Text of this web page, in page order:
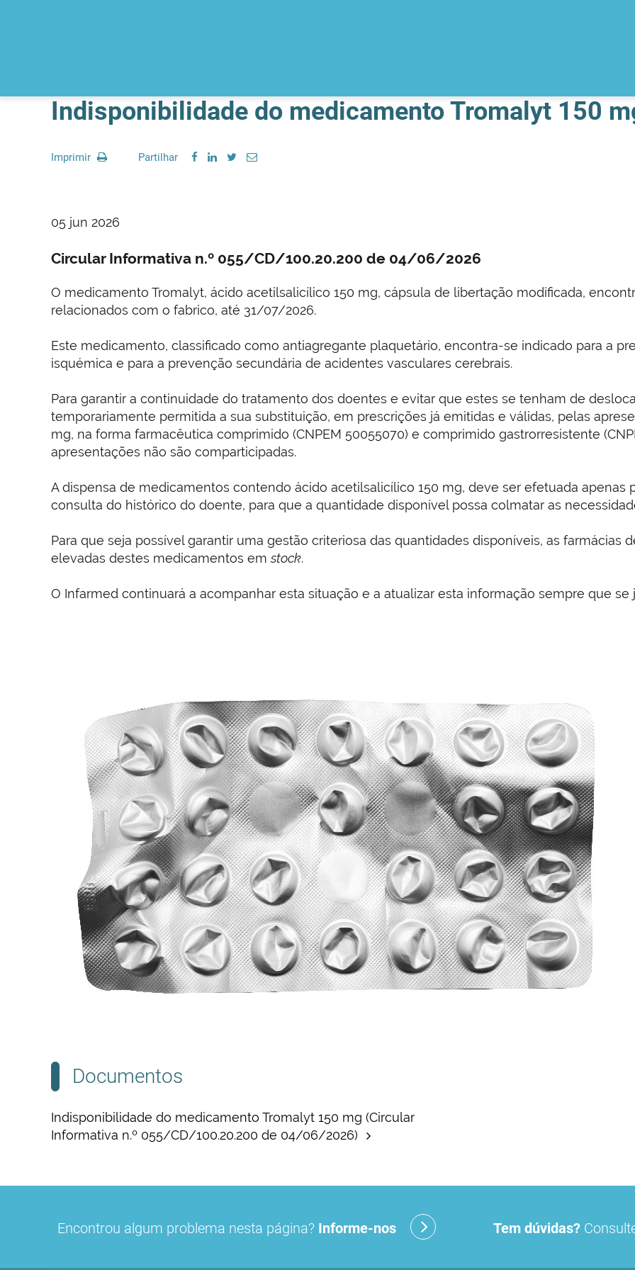
Indisponibilidade do medicamento Tromalyt 150
Imprimir Partilhar
05 jun 2026
Circular Informativa n.º 055/CD/100.20.200 de 04/06/2026
O medicamento Tromalyt, ácido acetilsalicílico 150 mg, cápsula de libertação modificada,
relacionados com o fabrico, até 31/07/2026.
Este medicamento, classificado como antiagregante plaquetário, encontra-se indicado para a
isquémica e para a prevenção secundária de acidentes vasculares cerebrais.
Para garantir a continuidade do tratamento dos doentes e evitar que estes se tenham de
temporariamente permitida a sua substituição, em prescrições já emitidas e válidas, pelas
mg, na forma farmacêutica comprimido (CNPEM 50055070) e comprimido gastrorresistente
apresentações não são comparticipadas.
A dispensa de medicamentos contendo ácido acetilsalicílico 150 mg, deve ser efetuada apenas
consulta do histórico do doente, para que a quantidade disponível possa colmatar as
Para que seja possível garantir uma gestão criteriosa das quantidades disponíveis, as farmácias
elevadas destes medicamentos emstock.
O Infarmed continuará a acompanhar esta situação e a atualizar esta informação sempre que se
Documentos
Indisponibilidade do medicamento Tromalyt 150 mg (Circular
Informativa n.º 055/CD/100.20.200 de 04/06/2026)
Encontrou algum problema nesta página? Informe-nos Tem dúvidas?